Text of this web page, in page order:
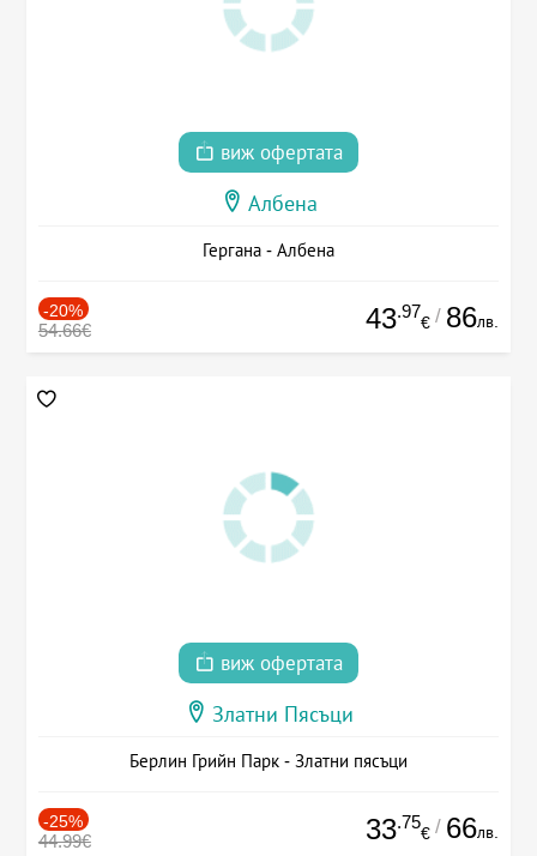
виж офертата
Албена
Гергана - Албена
-20%
54.66€ 43.97
€ / 86лв.
виж офертата
Златни Пясъци
Берлин Грийн Парк - Златни пясъци
-25%
44.99€ 33.75
€ / 66лв.